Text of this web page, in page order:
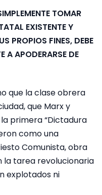
TOMAR
EXISTENTE Y
PROPIOS FINES, DEBE
A APODERARSE DE
que la clase obrera
que Marx y
primera “Dictadura
como una
Comunista, obra
la tarea revolucionaria
explotados ni